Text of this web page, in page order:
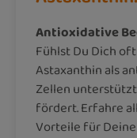
Antioxidative
Fühlst Du Dich
Astaxanthin als
Zellen
fördert. Erfahre
Vorteile für